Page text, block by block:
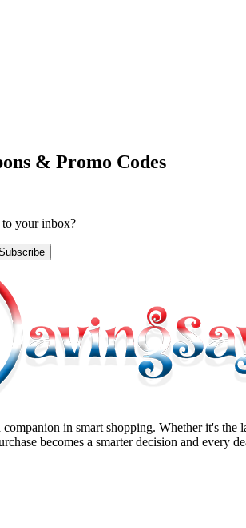
& Promo Codes
to your inbox?
companion in smart shopping. Whether it's
becomes a smarter decision and every